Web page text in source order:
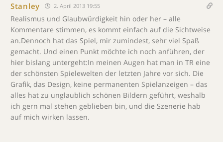
Stanley 2. April 2013 19:55
Realismus und Glaubwürdigkeit hin oder her – alle
Kommentare stimmen, es kommt einfach auf die Sichtweise
an.Dennoch hat das Spiel, mir zumindest, sehr viel Spaß
gemacht. Und einen Punkt möchte ich noch anführen, der
hier bislang untergeht:In meinen Augen hat man in TR eine
der schönsten Spielewelten der letzten Jahre vor sich. Die
Grafik, das Design, keine permanenten Spielanzeigen – das
alles hat zu unglaublich schönen Bildern geführt, weshalb
ich gern mal stehen geblieben bin, und die Szenerie hab
auf mich wirken lassen.